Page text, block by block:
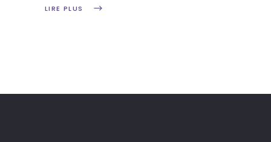
LIRE PLUS